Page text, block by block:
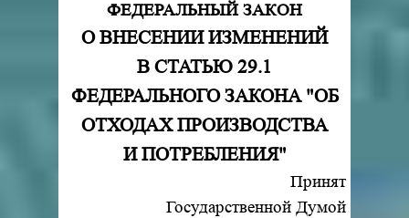
ФЕДЕРАЛЬНЫЙ ЗАКОН
О ВНЕСЕНИИ ИЗМЕНЕНИЙ
В СТАТЬЮ 29.1
ФЕДЕРАЛЬНОГО ЗАКОНА "ОБ
ОТХОДАХ ПРОИЗВОДСТВА
И ПОТРЕБЛЕНИЯ"
Принят
Государственной Думой